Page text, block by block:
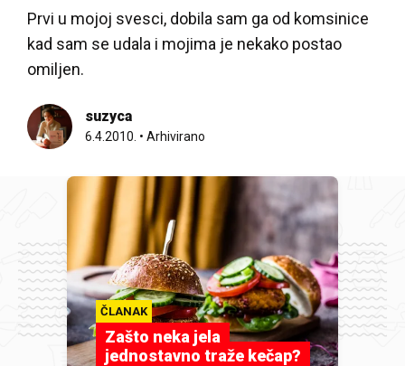
Prvi u mojoj svesci, dobila sam ga od komsinice
kad sam se udala i mojima je nekako postao
omiljen.
suzyca
6.4.2010. • Arhivirano
ČLANAK
Zašto neka jela
jednostavno traže kečap?